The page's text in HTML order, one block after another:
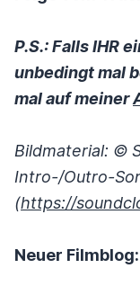
P.S.: Falls IHR
unbedingt mal
mal auf meiner
Bildmaterial: ©
Intro-/Outro-
(https://
Neuer Filmblog: